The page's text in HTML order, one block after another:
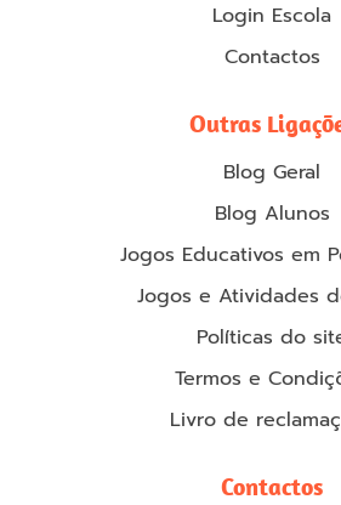
Login Escola
Contactos
Outras
Blog Geral
Blog Alunos
Jogos Educativos em
Jogos e Atividades
Políticas do
Termos e
Livro de
Contactos